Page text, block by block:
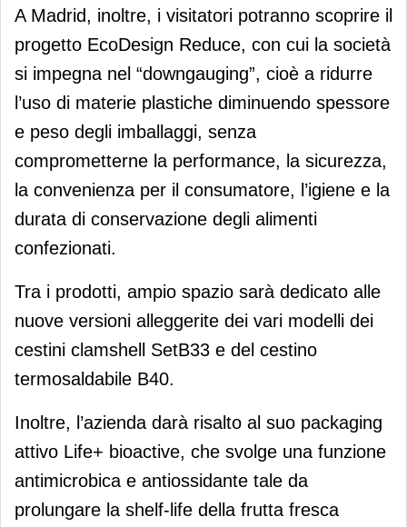
A Madrid, inoltre, i visitatori potranno scoprire il
progetto EcoDesign Reduce, con cui la società
si impegna nel “downgauging”, cioè a ridurre
l’uso di materie plastiche diminuendo spessore
e peso degli imballaggi, senza
comprometterne la performance, la sicurezza,
la convenienza per il consumatore, l’igiene e la
durata di conservazione degli alimenti
confezionati.
Tra i prodotti, ampio spazio sarà dedicato alle
nuove versioni alleggerite dei vari modelli dei
cestini clamshell SetB33 e del cestino
termosaldabile B40.
Inoltre, l’azienda darà risalto al suo packaging
attivo Life+ bioactive, che svolge una funzione
antimicrobica e antiossidante tale da
prolungare la shelf-life della frutta fresca